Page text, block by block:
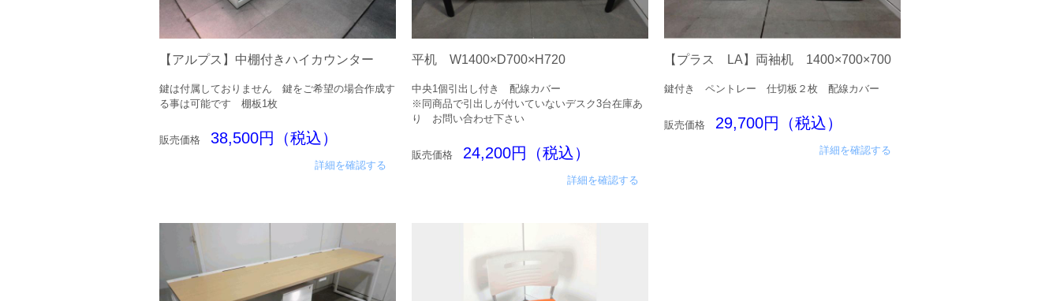
【アルプス】中棚付きハイカウンター
鍵は付属しておりません 鍵をご希望の場合作成す
る事は可能です 棚板1枚
販売価格 38,500円（税込）
詳細を確認する
平机 W1400×D700×H720
中央1個引出し付き 配線カバー
※同商品で引出しが付いていないデスク3台在庫あ
り お問い合わせ下さい
販売価格 24,200円（税込）
詳細を確認する
【プラス LA】両袖机 1400×700×700
鍵付き ペントレー 仕切板２枚 配線カバー
販売価格 29,700円（税込）
詳細を確認する